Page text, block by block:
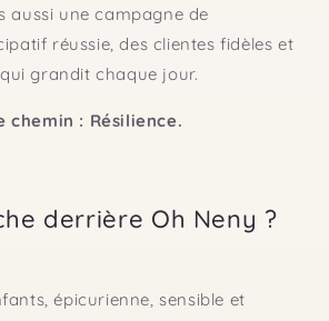
aussi une campagne de
réussie, des clientes fidèles et
grandit chaque jour.
chemin : Résilience.
derrière Oh Neny ?
épicurienne, sensible et